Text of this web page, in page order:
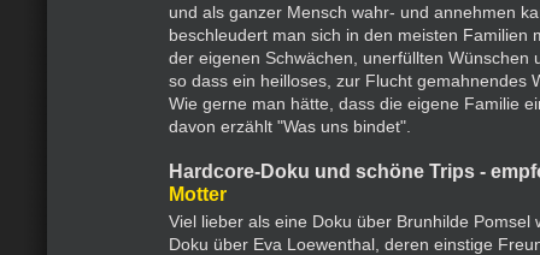
und als ganzer Mensch wahr- und annehmen
beschleudert man sich in den meisten Familien
der eigenen Schwächen, unerfüllten Wünschen
so dass ein heilloses, zur Flucht gemahnendes
Wie gerne man hätte, dass die eigene Familie
davon erzählt "Was uns bindet".
Hardcore-Doku und schöne Trips -
Motter
Viel lieber als eine Doku über Brunhilde Pomsel
Doku über Eva Loewenthal, deren einstige